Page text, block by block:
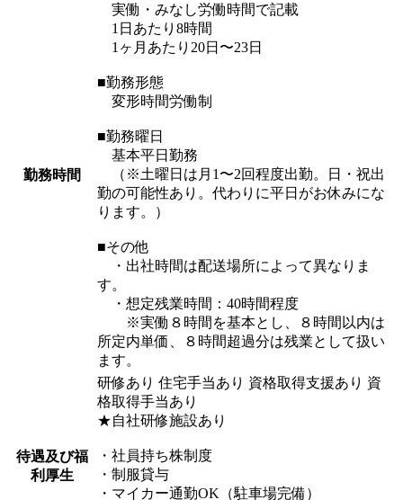
勤務時間
実働・みなし労働時間で記載
1日あたり8時間
1ヶ月あたり20日〜23日
■勤務形態
変形時間労働制
■勤務曜日
基本平日勤務
（※土曜日は月1〜2回程度出勤。日・祝出
勤の可能性あり。代わりに平日がお休みにな
ります。）
■その他
・出社時間は配送場所によって異なりま
す。
・想定残業時間：40時間程度
※実働８時間を基本とし、８時間以内は
所定内単価、８時間超過分は残業として扱い
ます。
待遇及び福
利厚生
研修あり 住宅手当あり 資格取得支援あり 資
格取得手当あり
★自社研修施設あり
・社員持ち株制度
・制服貸与
・マイカー通勤OK（駐車場完備）